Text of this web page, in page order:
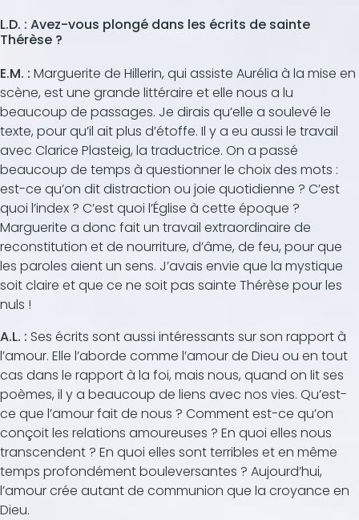
L.D. : Avez-vous plongé dans les écrits de sainte
Thérèse ?
E.M. : Marguerite de Hillerin, qui assiste Aurélia à la mise en
scène, est une grande littéraire et elle nous a lu
beaucoup de passages. Je dirais qu’elle a soulevé le
texte, pour qu’il ait plus d’étoffe. Il y a eu aussi le travail
avec Clarice Plasteig, la traductrice. On a passé
beaucoup de temps à questionner le choix des mots :
est-ce qu’on dit distraction ou joie quotidienne ? C’est
quoi l’index ? C’est quoi l’Église à cette époque ?
Marguerite a donc fait un travail extraordinaire de
reconstitution et de nourriture, d’âme, de feu, pour que
les paroles aient un sens. J’avais envie que la mystique
soit claire et que ce ne soit pas sainte Thérèse pour les
nuls !
A.L. : Ses écrits sont aussi intéressants sur son rapport à
l’amour. Elle l’aborde comme l’amour de Dieu ou en tout
cas dans le rapport à la foi, mais nous, quand on lit ses
poèmes, il y a beaucoup de liens avec nos vies. Qu’est-
ce que l’amour fait de nous ? Comment est-ce qu’on
conçoit les relations amoureuses ? En quoi elles nous
transcendent ? En quoi elles sont terribles et en même
temps profondément bouleversantes ? Aujourd’hui,
l’amour crée autant de communion que la croyance en
Dieu.